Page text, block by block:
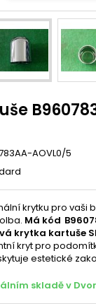
AOVL0/5
krytku pro vaši
Má kód
krytka kartuše
kryt pro
estetické
skladě v